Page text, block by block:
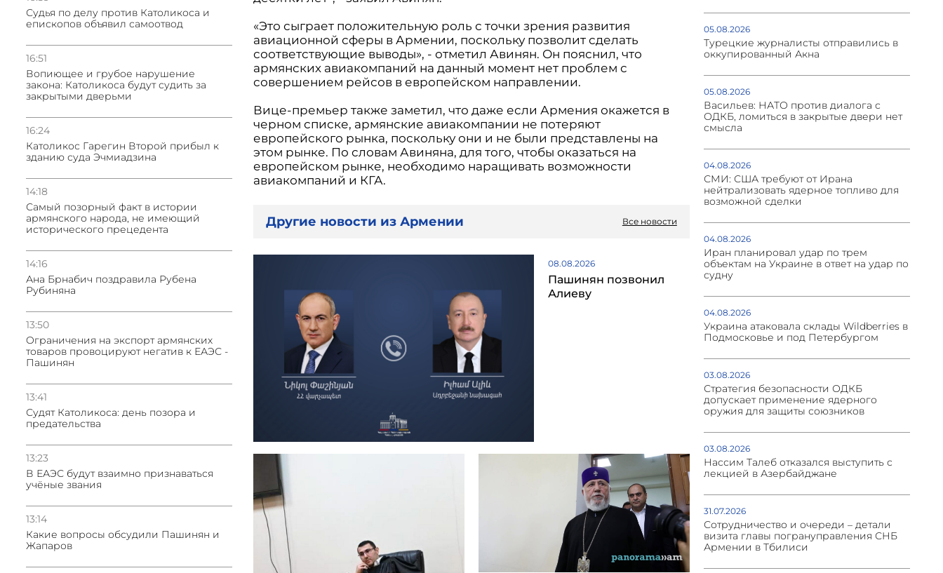
Судья по делу против Католикоса и
епископов объявил самоотвод
16:51
Вопиющее и грубое нарушение
закона: Католикоса будут судить за
закрытыми дверьми
16:24
Католикос Гарегин Второй прибыл к
зданию суда Эчмиадзина
14:18
Самый позорный факт в истории
армянского народа, не имеющий
исторического прецедента
14:16
Ана Брнабич поздравила Рубена
Рубиняна
13:50
Oграничения на экспорт армянских
товаров провоцируют негатив к ЕАЭС -
Пашинян
13:41
Судят Католикоса: день позора и
предательства
13:23
В ЕАЭС будут взаимно признаваться
учёные звания
13:14
Какие вопросы обсудили Пашинян и
Жапаров
«Это сыграет положительную роль с точки зрения развития
авиационной сферы в Армении, поскольку позволит сделать
соответствующие выводы», - отметил Авинян. Он пояснил, что
армянских авиакомпаний на данный момент нет проблем с
совершением рейсов в европейском направлении.
Вице-премьер также заметил, что даже если Армения окажется в
черном списке, армянские авиакомпании не потеряют
европейского рынка, поскольку они и не были представлены на
этом рынке. По словам Авиняна, для того, чтобы оказаться на
европейском рынке, необходимо наращивать возможности
авиакомпаний и КГА.
Другие новости из Армении Все новости
08.08.2026
Пашинян позвонил
Алиеву
05.08.2026
Турецкие журналисты отправились в
оккупированный Акна
05.08.2026
Васильев: НАТО против диалога с
ОДКБ, ломиться в закрытые двери нет
смысла
04.08.2026
СМИ: США требуют от Ирана
нейтрализовать ядерное топливо для
возможной сделки
04.08.2026
Иран планировал удар по трем
объектам на Украине в ответ на удар по
судну
04.08.2026
Украина атаковала склады Wildberries в
Подмосковье и под Петербургом
03.08.2026
Стратегия безопасности ОДКБ
допускает применение ядерного
оружия для защиты союзников
03.08.2026
Нассим Талеб отказался выступить с
лекцией в Азербайджане
31.07.2026
Сотрудничество и очереди – детали
визита главы погрануправления СНБ
Армении в Тбилиси